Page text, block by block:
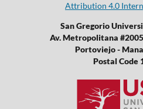
Attribution 4.0
San Gregorio
Av. Metropolitana
Portoviejo -
Postal Code